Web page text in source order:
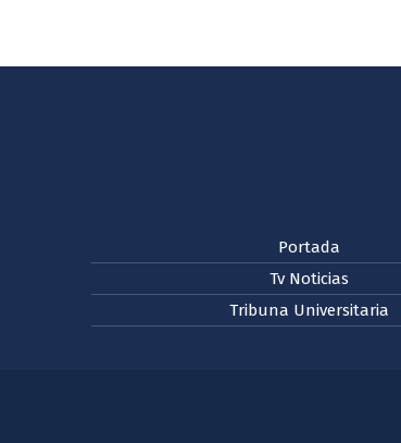
Portada
Tv Noticias
Tribuna Universitaria